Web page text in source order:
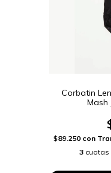
Corbatin
Mash
$89.250 con
3 cuotas